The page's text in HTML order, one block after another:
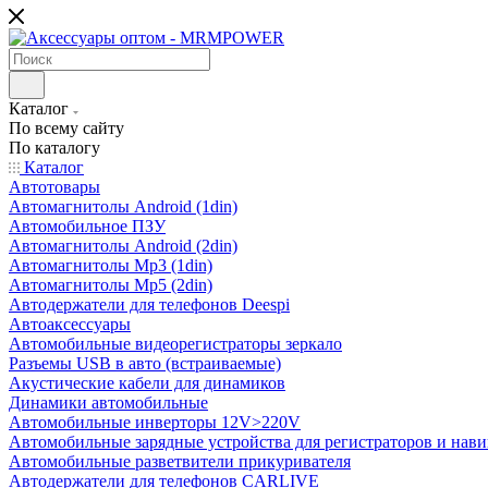
Каталог
По всему сайту
По каталогу
Каталог
Автотовары
Автомагнитолы Android (1din)
Автомобильное ПЗУ
Автомагнитолы Android (2din)
Автомагнитолы Mp3 (1din)
Автомагнитолы Mp5 (2din)
Автодержатели для телефонов Deespi
Автоаксессуары
Автомобильные видеорегистраторы зеркало
Разъемы USB в авто (встраиваемые)
Акустические кабели для динамиков
Динамики автомобильные
Автомобильные инверторы 12V>220V
Автомобильные зарядные устройства для регистраторов и
Автомобильные разветвители прикуривателя
Автодержатели для телефонов CARLIVE